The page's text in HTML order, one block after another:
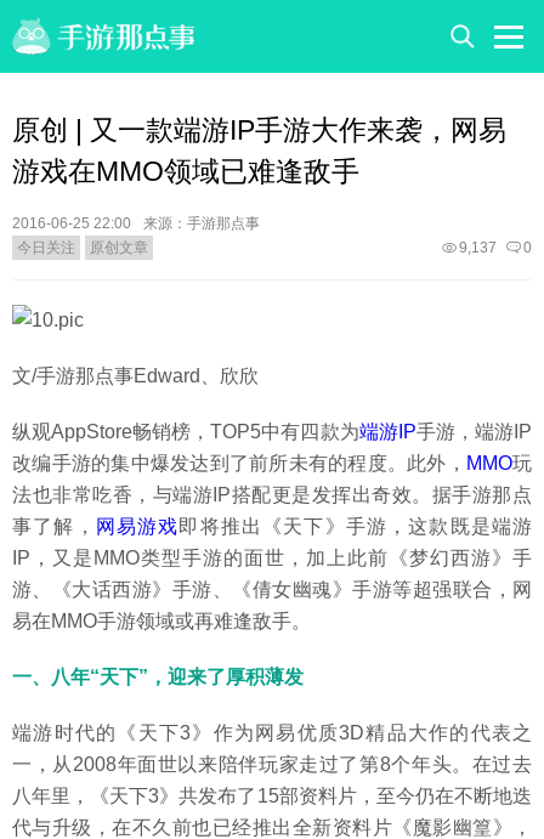
原创 | 又一款端游IP手游大作来袭，网易
游戏在MMO领域已难逢敌手
2016-06-25 22:00
来源：手游那点事
今日关注
原创文章 0
9,137
文/手游那点事Edward、欣欣
纵观AppStore畅销榜，TOP5中有四款为端游IP手游，端游IP
改编手游的集中爆发达到了前所未有的程度。此外， MMO玩
法也非常吃香，与端游IP搭配更是发挥出奇效。据手游那点
事了解， 网易游戏即将推出《天下》手游，这款既是端游
IP，又是MMO类型手游的面世，加上此前《梦幻西游》手
游、《大话西游》手游、《倩女幽魂》手游等超强联合，网
易在MMO手游领域或再难逢敌手。
一、八年“天下”，迎来了厚积薄发
端游时代的《天下3》作为网易优质3D精品大作的代表之
一，从2008年面世以来陪伴玩家走过了第8个年头。在过去
八年里，《天下3》共发布了15部资料片，至今仍在不断地迭
代与升级，在不久前也已经推出全新资料片《魔影幽篁》，